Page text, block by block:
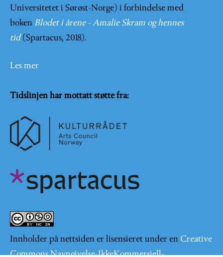
Universitetet i Sørøst-Norge) i forbindelse med
boken Blodet i årene - Amalie Skram og hennes
tid (Spartacus, 2018).
Les mer
Tidslinjen har mottatt støtte fra:
Innholder på nettsiden er lisensieret under en Creative
Commons Navngivelse-IkkeKommersiell-